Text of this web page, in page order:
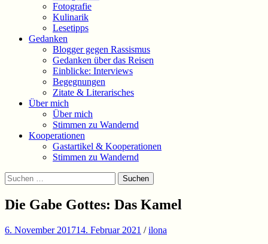
Fotografie
Kulinarik
Lesetipps
Gedanken
Blogger gegen Rassismus
Gedanken über das Reisen
Einblicke: Interviews
Begegnungen
Zitate & Literarisches
Über mich
Über mich
Stimmen zu Wandernd
Kooperationen
Gastartikel & Kooperationen
Stimmen zu Wandernd
Suchen
Suchen
nach:
Die Gabe Gottes: Das Kamel
6. November 201714. Februar 2021 /ilona